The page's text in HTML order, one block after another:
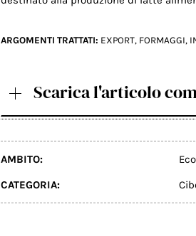
ARGOMENTI TRATTATI: EXPORT, FORMAGGI,
Scarica l'articolo
AMBITO:
CATEGORIA: